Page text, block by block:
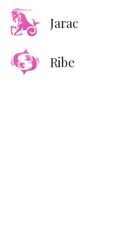
Jarac
Ribe